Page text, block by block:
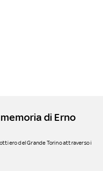
di Erno
del Grande Torino attraverso i